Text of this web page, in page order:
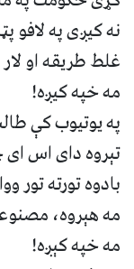
نه کیږی په لافو
غلط طریقه او
مه خپه کیږه!
په یوتیوب کې
تېروه دای اس ای
بادوه تورته تور
مه هېروه،
مه خپه کېږه!